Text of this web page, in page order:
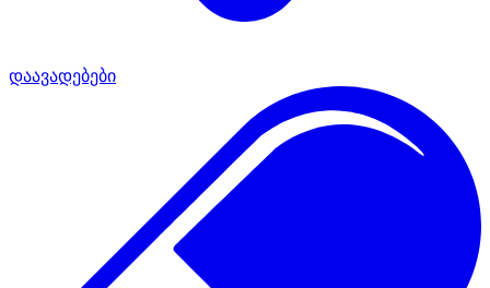
დაავადებები